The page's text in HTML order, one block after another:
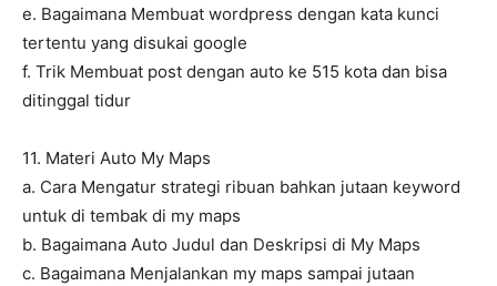
e. Bagaimana Membuat wordpress dengan kata kunci
tertentu yang disukai google
f. Trik Membuat post dengan auto ke 515 kota dan bisa
ditinggal tidur
11. Materi Auto My Maps
a. Cara Mengatur strategi ribuan bahkan jutaan keyword
untuk di tembak di my maps
b. Bagaimana Auto Judul dan Deskripsi di My Maps
c. Bagaimana Menjalankan my maps sampai jutaan